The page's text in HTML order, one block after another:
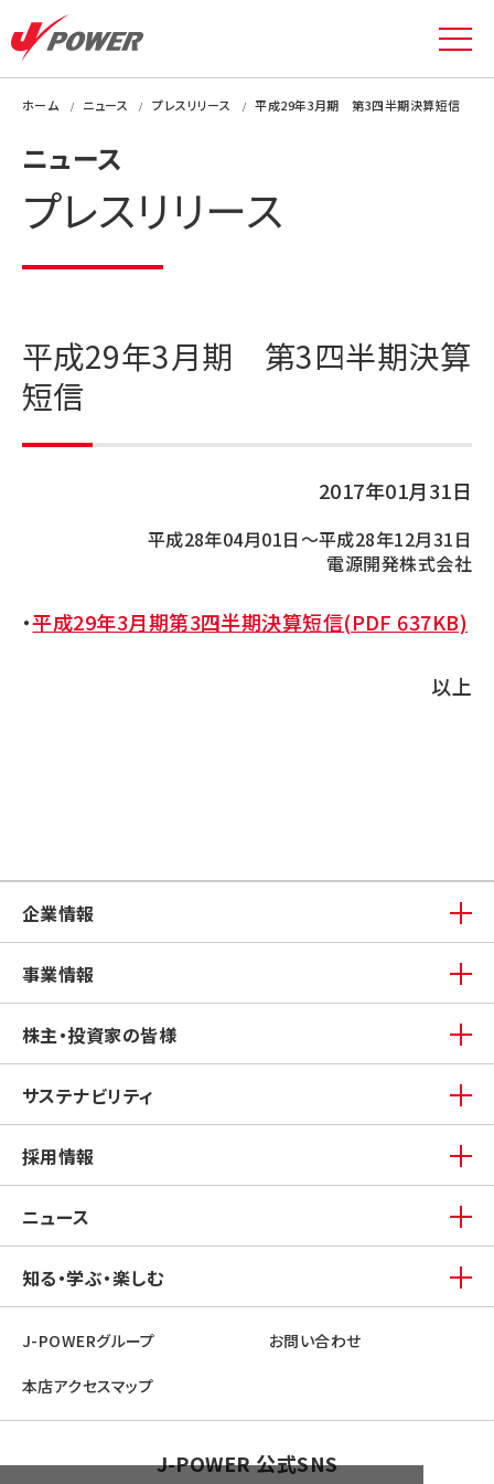
ホーム ニュース プレスリリース 平成29年3月期 第3四半期決算短信
ニュース
プレスリリース
平成29年3月期 第3四半期決算
短信
2017年01月31日
平成28年04月01日～平成28年12月31日
電源開発株式会社
・平成29年3月期第3四半期決算短信(PDF 637KB)
以上
企業情報
事業情報
株主・投資家の皆様
サステナビリティ
採用情報
ニュース
知る・学ぶ・楽しむ
J-POWERグループ お問い合わせ
本店アクセスマップ
J-POWER 公式SNS